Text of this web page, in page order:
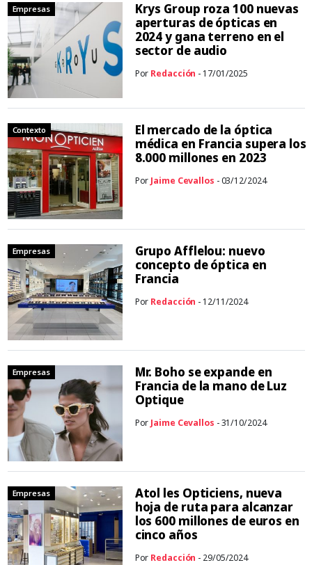
Empresas
Krys Group roza 100 nuevas
aperturas de ópticas en
2024 y gana terreno en el
sector de audio
Por Redacción - 17/01/2025
Contexto
El mercado de la óptica
médica en Francia supera los
8.000 millones en 2023
Por Jaime Cevallos - 03/12/2024
Empresas
Grupo Afflelou: nuevo
concepto de óptica en
Francia
Por Redacción - 12/11/2024
Empresas
Mr. Boho se expande en
Francia de la mano de Luz
Optique
Por Jaime Cevallos - 31/10/2024
Empresas
Atol les Opticiens, nueva
hoja de ruta para alcanzar
los 600 millones de euros en
cinco años
Por Redacción - 29/05/2024